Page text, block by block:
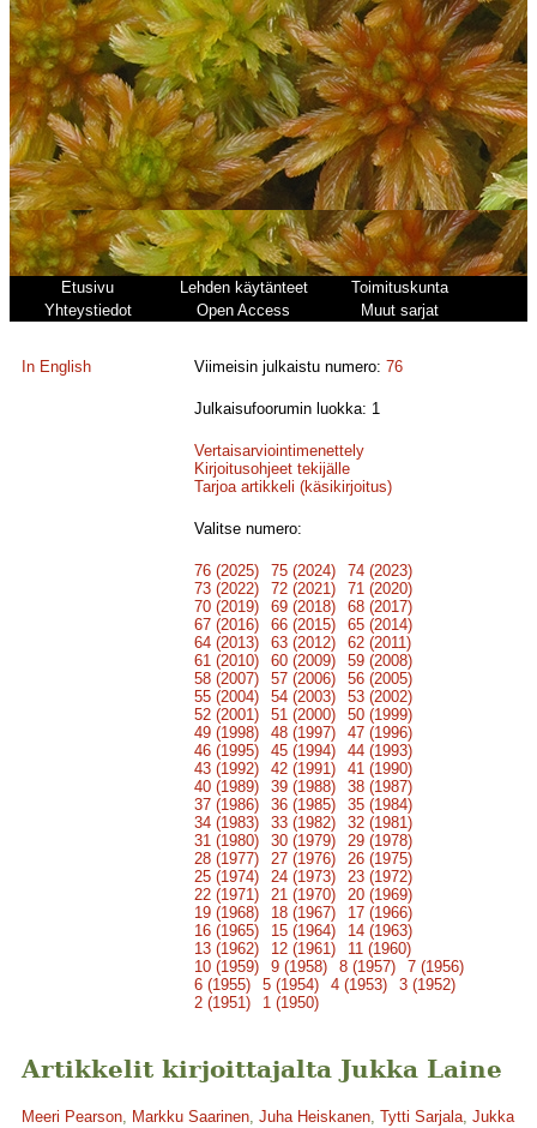
Etusivu Lehden käytänteet
Toimituskunta
Yhteystiedot
Open Access Muut sarjat
In English Viimeisin julkaistu numero:76
Julkaisufoorumin luokka: 1
Vertaisarviointimenettely
Kirjoitusohjeet tekijälle
Tarjoa artikkeli (käsikirjoitus)
Valitse numero:
76 (2025) 75 (2024)
74 (2023)
73 (2022)
72 (2021)
71 (2020)
70 (2019)
69 (2018)
68 (2017)
67 (2016)
66 (2015)
65 (2014)
64 (2013)
63 (2012)
62 (2011)
61 (2010)
60 (2009)
59 (2008)
58 (2007)
57 (2006)
56 (2005)
55 (2004)
54 (2003)
53 (2002)
52 (2001)
51 (2000)
50 (1999)
49 (1998)
48 (1997)
47 (1996)
46 (1995)
45 (1994)
44 (1993)
43 (1992)
42 (1991)
41 (1990)
40 (1989)
39 (1988)
38 (1987)
37 (1986)
36 (1985)
35 (1984)
34 (1983)
33 (1982)
32 (1981)
31 (1980)
30 (1979)
29 (1978)
28 (1977)
27 (1976)
26 (1975)
25 (1974)
24 (1973)
23 (1972)
22 (1971)
21 (1970)
20 (1969)
19 (1968)
18 (1967)
17 (1966)
16 (1965)
15 (1964)
14 (1963)
13 (1962)
12 (1961)
11 (1960)
10 (1959)
9 (1958) 8 (1957)
7 (1956)
6 (1955)
5 (1954) 4 (1953)
3 (1952)
2 (1951)
1 (1950)
Artikkelit kirjoittajalta Jukka Laine
Meeri Pearson, Markku Saarinen, Juha Heiskanen, Tytti Sarjala, Jukka